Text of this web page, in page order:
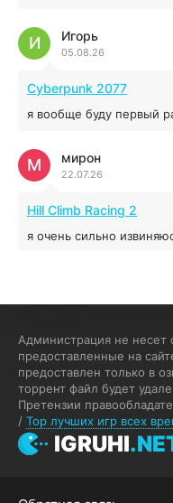
Red Chaos
04.12.2025
16.95 ГБ
04.12.2025
Игорь
05.08.26
И
Cyberpunk 2077
я вообще буду первый
мирон
22.07.26
М
Hill Climb Racing 2
я очень сильно
если эта для пс а не
на пк !!!!! Сука
блять на пк с
мозг блять последней
Fannie
13.07.26
F IGRUHI
Администрация не несет
предоставленные на
предоставлен только в
торрент файл будет
Претензии
/ Top лучших игр всех